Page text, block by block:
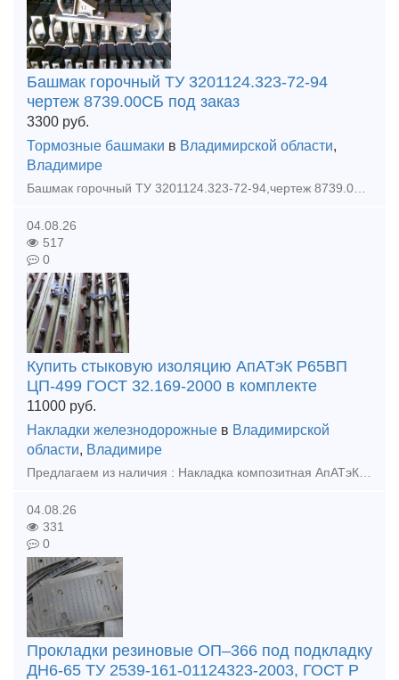
Башмак горочный ТУ 3201124.323-72-94
чертеж 8739.00СБ под заказ
3300 руб.
Тормозные башмаки в Владимирской области,
Владимире
Башмак горочный ТУ 3201124.323-72-94,чертеж 8739.00СБ под заказ. Гарантия качества, быстрая отгрузка. Продукцию отгружаем со всеми документам: ( сертификат, паспорт, договор ) Звоните и размеща
04.08.26
517
0
Купить стыковую изоляцию АпАТэК Р65ВП
ЦП-499 ГОСТ 32.169-2000 в комплекте
11000 руб.
Накладки железнодорожные в Владимирской
области, Владимире
Предлагаем из наличия : Накладка композитная АпАТэК Р65ВП ЦП-499-2шт, Прокладка стыковая ПСН-65 ЦП-507-1шт., Прокладка стыковая ПСН-65 ЦП-507-1шт., Планка стопорная СИ-Р65ВП-8-2 ЦП-504-2шт., Планка ст
04.08.26
331
0
Прокладки резиновые ОП–366 под подкладку
ДН6-65 ТУ 2539-161-01124323-2003, ГОСТ Р